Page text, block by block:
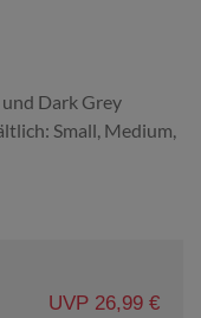
Dark Grey
Small, Medium,
UVP 26,99 €